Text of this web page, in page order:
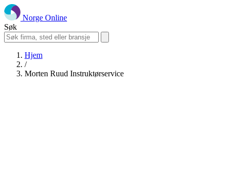
Norge Online
Søk
Hjem
/
Morten Ruud Instruktørservice